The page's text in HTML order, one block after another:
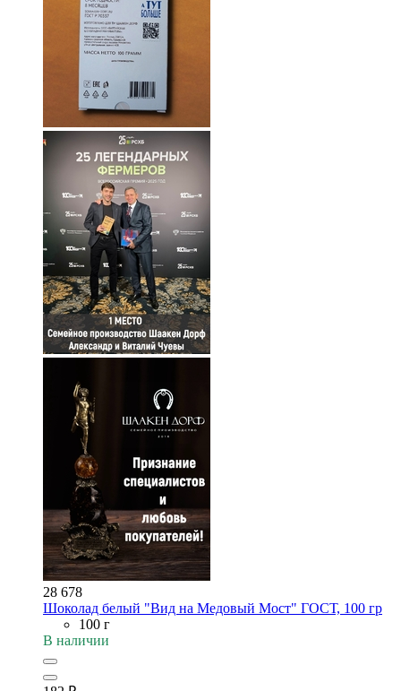
28 678
Шоколад белый "Вид на Медовый Мост" ГОСТ, 100 гр
100 г
В наличии